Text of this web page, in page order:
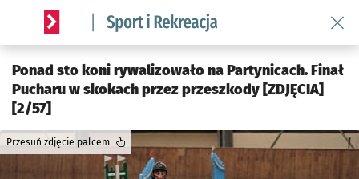
Serwis informacyjny wroclaw.pl podserwis: Sport i rekreacja
Ponad sto koni rywalizowało na Partynicach. Finał
Pucharu w skokach przez przeszkody [ZDJĘCIA]
[2/57]
Przesuń zdjęcie palcem